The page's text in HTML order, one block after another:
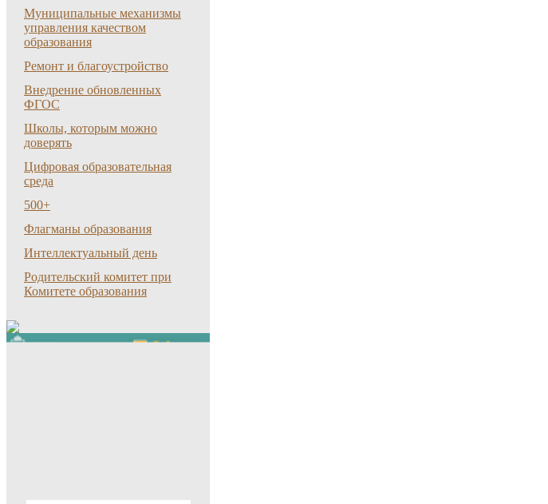
Муниципальные механизмы
управления качеством
образования
Ремонт и благоустройство
Внедрение обновленных
ФГОС
Школы, которым можно
доверять
Цифровая образовательная
среда
500+
Флагманы образования
Интеллектуальный день
Родительский комитет при
Комитете образования